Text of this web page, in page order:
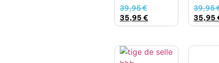
39,95€
35,95 €
39,95
35,95